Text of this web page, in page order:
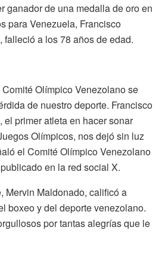
ganador de una medalla de oro en
para Venezuela, Francisco
falleció a los 78 años de edad.
Olímpico Venezolano se
de nuestro deporte. Francisco
el primer atleta en hacer sonar
Olímpicos, nos dejó sin luz
el Comité Olímpico Venezolano
en la red social X.
Mervin Maldonado, calificó a
boxeo y del deporte venezolano.
por tantas alegrías que le